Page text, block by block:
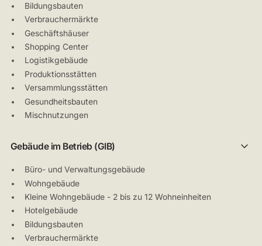
Bildungsbauten
Verbrauchermärkte
Geschäftshäuser
Shopping Center
Logistikgebäude
Produktionsstätten
Versammlungsstätten
Gesundheitsbauten
Mischnutzungen
Gebäude im Betrieb (GIB)
Büro- und Verwaltungsgebäude
Wohngebäude
Kleine Wohngebäude - 2 bis zu 12 Wohneinheiten
Hotelgebäude
Bildungsbauten
Verbrauchermärkte